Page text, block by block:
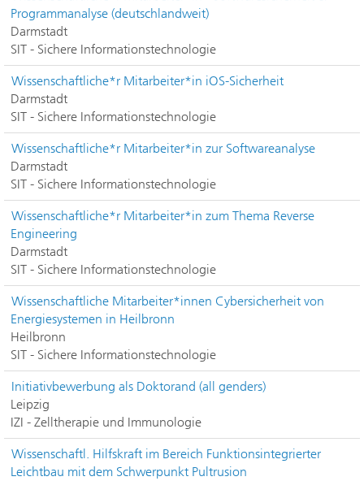
Programmanalyse (deutschlandweit)
Darmstadt
SIT - Sichere Informationstechnologie
Wissenschaftliche*r Mitarbeiter*in iOS-Sicherheit
Darmstadt
SIT - Sichere Informationstechnologie
Wissenschaftliche*r Mitarbeiter*in zur Softwareanalyse
Darmstadt
SIT - Sichere Informationstechnologie
Wissenschaftliche*r Mitarbeiter*in zum Thema Reverse
Engineering
Darmstadt
SIT - Sichere Informationstechnologie
Wissenschaftliche Mitarbeiter*innen Cybersicherheit von
Energiesystemen in Heilbronn
Heilbronn
SIT - Sichere Informationstechnologie
Initiativbewerbung als Doktorand (all genders)
Leipzig
IZI - Zelltherapie und Immunologie
Wissenschaftl. Hilfskraft im Bereich Funktionsintegrierter
Leichtbau mit dem Schwerpunkt Pultrusion